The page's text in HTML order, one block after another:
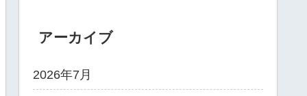
アーカイブ
2026年7月